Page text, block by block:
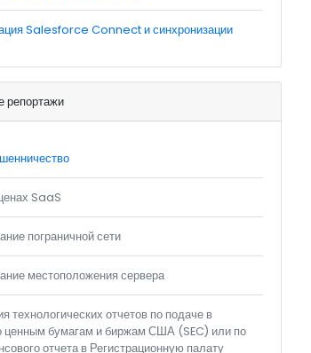
Salesforce Connect и синхронизации
репортажи
SaaS
пограничной сети
местоположения сервера
технологических отчетов по подаче в
ценным бумагам и биржам США (SEC) или по
отчета в Регистрационную палату